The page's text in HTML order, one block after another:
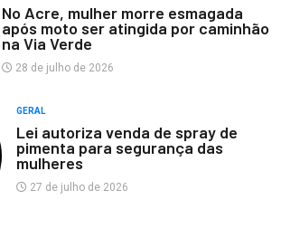
No Acre, mulher morre esmagada
após moto ser atingida por caminhão
na Via Verde
28 de julho de 2026
GERAL
Lei autoriza venda de spray de
pimenta para segurança das
mulheres
27 de julho de 2026